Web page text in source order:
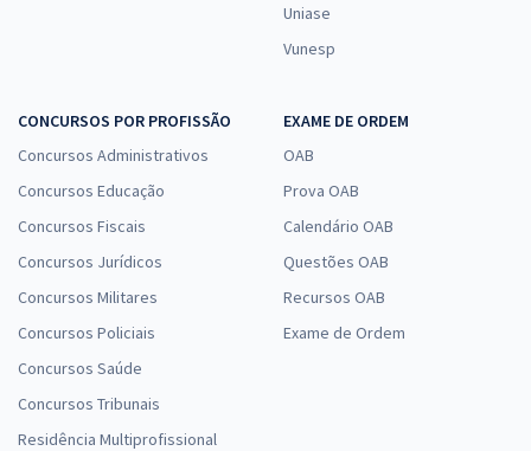
Uniase
Vunesp
CONCURSOS POR PROFISSÃO
Concursos Administrativos
Concursos Educação
Concursos Fiscais
Concursos Jurídicos
Concursos Militares
Concursos Policiais
Concursos Saúde
Concursos Tribunais
Residência Multiprofissional
EXAME DE ORDEM
OAB
Prova OAB
Calendário OAB
Questões OAB
Recursos OAB
Exame de Ordem